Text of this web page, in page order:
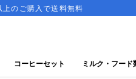
無料 ゲイシャの
コーヒーセット ミルク・フード